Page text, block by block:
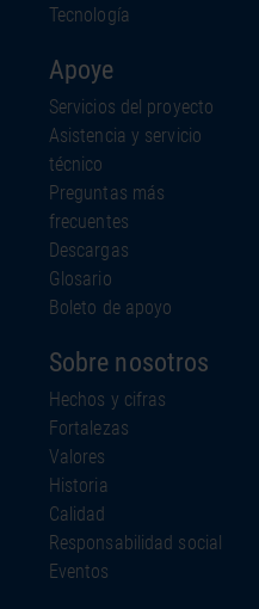
Tecnología
Apoye
Servicios del proyecto
Asistencia y servicio
técnico
Preguntas más
frecuentes
Descargas
Glosario
Boleto de apoyo
Sobre nosotros
Hechos y cifras
Fortalezas
Valores
Historia
Calidad
Responsabilidad social
Eventos